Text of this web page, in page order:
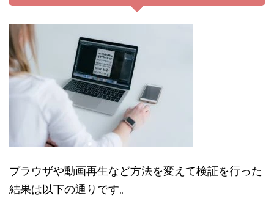
ブラウザや動画再生など方法を変えて検証を行った
結果は以下の通りです。